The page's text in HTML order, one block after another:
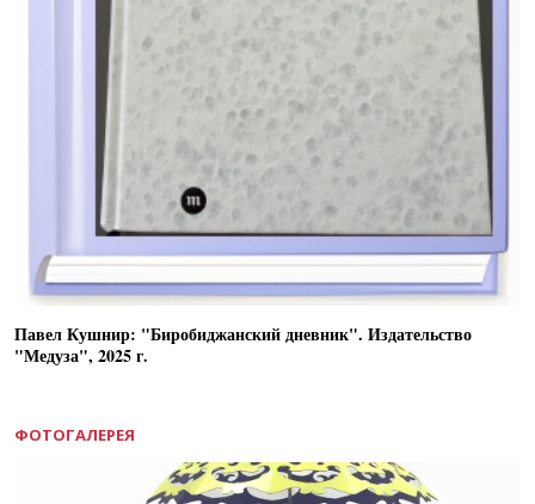
Павел Кушнир: "Биробиджанский дневник". Издательство
"Медуза", 2025 г.
ФОТОГАЛЕРЕЯ